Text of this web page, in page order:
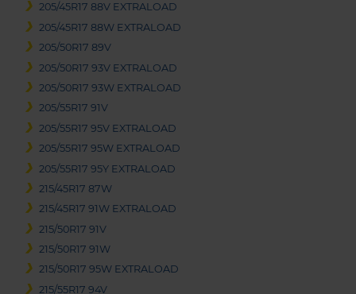
205/45R17 88V EXTRALOAD
205/45R17 88W EXTRALOAD
205/50R17 89V
205/50R17 93V EXTRALOAD
205/50R17 93W EXTRALOAD
205/55R17 91V
205/55R17 95V EXTRALOAD
205/55R17 95W EXTRALOAD
205/55R17 95Y EXTRALOAD
215/45R17 87W
215/45R17 91W EXTRALOAD
215/50R17 91V
215/50R17 91W
215/50R17 95W EXTRALOAD
215/55R17 94V